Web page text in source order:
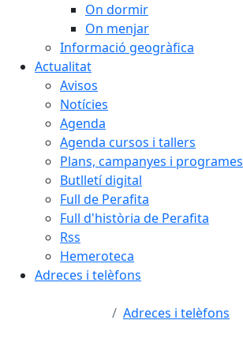
On dormir
On menjar
Informació geogràfica
Actualitat
Avisos
Notícies
Agenda
Agenda cursos i tallers
Plans, campanyes i programes
Butlletí digital
Full de Perafita
Full d'història de Perafita
Rss
Hemeroteca
Adreces i telèfons
Adreces i telèfons